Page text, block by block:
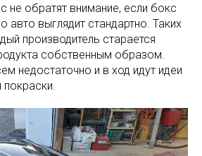
не обратят внимание, если бокс
выглядит стандартно. Таких
производитель старается
собственным образом.
недостаточно и в ход идут идеи
покраски.